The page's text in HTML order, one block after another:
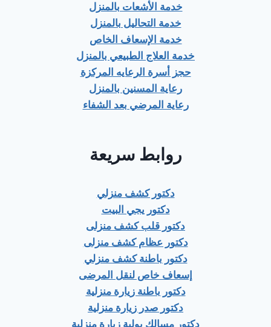
خدمة الأشعات بالمنزل
خدمة التحاليل بالمنزل
خدمة الإسعاف الخاص
خدمة العلاج الطبيعي بالمنزل
حجز أسرة الرعايه المركزة
رعاية المسنين بالمنزل
رعاية المرضي بعد الشفاء
روابط سريعة
دكتور كشف منزلي
دكتور يجي البيت
دكتور قلب كشف منزلى
دكتور عظام كشف منزلى
دكتور باطنة كشف منزلي
إسعاف خاص لنقل المرضى
دكتور باطنة زيارة منزلية
دكتور صدر زيارة منزلية
دكتور مسالك بولية زيارة منزلية